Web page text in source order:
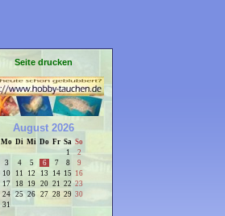
Seite drucken
August 2026
Mo Di Mi Do Fr Sa So
1
2
3
4 5 6 7 8
9
10
11 12 13 14 15 16
17
18 19 20 21 22 23
24 25 26 27 28 29 30
31